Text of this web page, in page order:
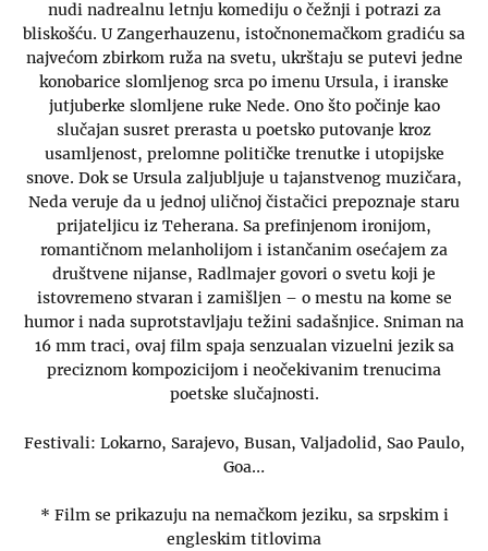
nudi nadrealnu letnju komediju o čežnji i potrazi za
bliskošću. U Zangerhauzenu, istočnonemačkom gradiću sa
najvećom zbirkom ruža na svetu, ukrštaju se putevi jedne
konobarice slomljenog srca po imenu Ursula, i iranske
jutjuberke slomljene ruke Nede. Ono što počinje kao
slučajan susret prerasta u poetsko putovanje kroz
usamljenost, prelomne političke trenutke i utopijske
snove. Dok se Ursula zaljubljuje u tajanstvenog muzičara,
Neda veruje da u jednoj uličnoj čistačici prepoznaje staru
prijateljicu iz Teherana. Sa prefinjenom ironijom,
romantičnom melanholijom i istančanim osećajem za
društvene nijanse, Radlmajer govori o svetu koji je
istovremeno stvaran i zamišljen – o mestu na kome se
humor i nada suprotstavljaju težini sadašnjice. Sniman na
16 mm traci, ovaj film spaja senzualan vizuelni jezik sa
preciznom kompozicijom i neočekivanim trenucima
poetske slučajnosti.
Festivali: Lokarno, Sarajevo, Busan, Valjadolid, Sao Paulo,
Goa…
* Film se prikazuju na nemačkom jeziku, sa srpskim i
engleskim titlovima